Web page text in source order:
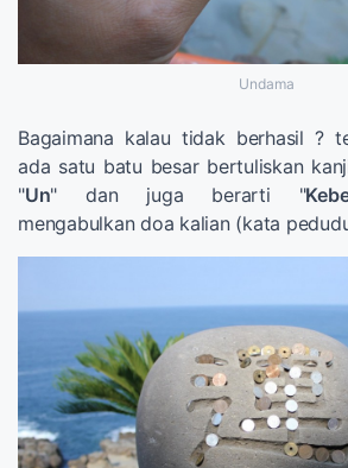
Undama
Bagaimana kalau tidak berhasil ?
ada satu batu besar bertuliskan
"Un" dan juga berarti "
mengabulkan doa kalian (kata